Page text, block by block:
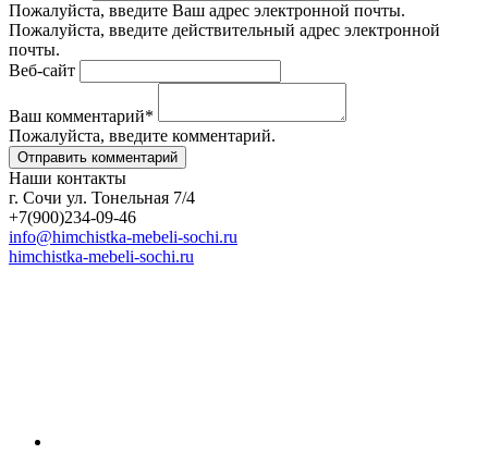
Пожалуйста, введите Ваш адрес электронной почты.
Пожалуйста, введите действительный адрес электронной
почты.
Веб-сайт
Ваш комментарий*
Пожалуйста, введите комментарий.
Наши контакты
г. Сочи ул. Тонельная 7/4
+7(900)234-09-46
info@himchistka-mebeli-sochi.ru
himchistka-mebeli-sochi.ru